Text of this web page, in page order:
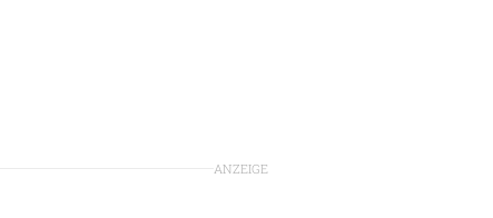
ANZEIGE